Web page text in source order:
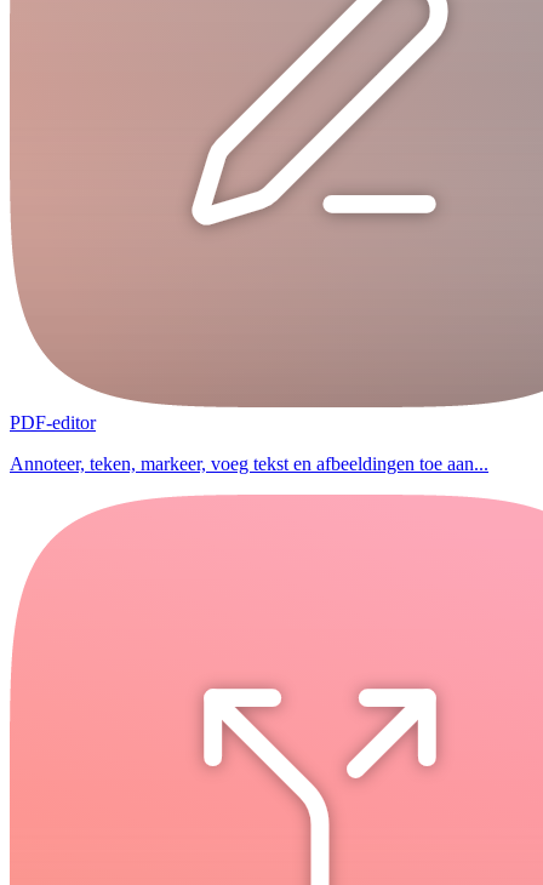
PDF-editor
Annoteer, teken, markeer, voeg tekst en afbeeldingen toe aan...